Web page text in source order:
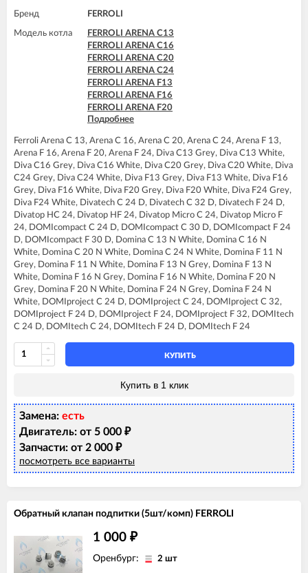
Бренд FERROLI
Модель котла
FERROLI ARENA C13
FERROLI ARENA C16
FERROLI ARENA C20
FERROLI ARENA C24
FERROLI ARENA F13
FERROLI ARENA F16
FERROLI ARENA F20
FERROLI ARENA F24
FERROLI BLUEHELIX TECH 25 A
FERROLI BLUEHELIX TECH 25C
FERROLI DIVA C13
FERROLI DIVA C16
FERROLI DIVA C20
FERROLI DIVA C24
FERROLI DIVA F13
FERROLI DIVA F16
FERROLI DIVA F20
FERROLI DIVA F24
FERROLI DIVAtop C24
FERROLI DIVAtop F24
FERROLI DIVAtop HC24
FERROLI DIVAtop HF24
FERROLI DIVAtop Low Nox C24
FERROLI DIVAtop Low Nox F24
FERROLI DIVAtop micro C24
FERROLI DIVAtop micro F24
FERROLI DIVAtop micro LN C24
FERROLI DIVAtop micro LN F24
FERROLI DIVAtop ST C24
FERROLI DIVAtop ST F24
FERROLI DOMIcompact C30
FERROLI DOMIcompact C30 D
FERROLI DOMIcompact F24
FERROLI DOMIcompact F24 B
FERROLI DOMINA C13 N
FERROLI DOMINA C16 N
FERROLI DOMINA C20 N
FERROLI DOMINA C24 N
FERROLI DOMIproject C24
Подробнее
Ferroli Arena C 13, Arena C 16, Arena C 20, Arena C 24, Arena F 13,
Arena F 16, Arena F 20, Arena F 24, Diva C13 Grey, Diva C13 White,
Diva C16 Grey, Diva C16 White, Diva C20 Grey, Diva C20 White, Diva
C24 Grey, Diva C24 White, Diva F13 Grey, Diva F13 White, Diva F16
Grey, Diva F16 White, Diva F20 Grey, Diva F20 White, Diva F24 Grey,
Diva F24 White, Divatech C 24 D, Divatech C 32 D, Divatech F 24 D,
Divatop HC 24, Divatop HF 24, Divatop Micro C 24, Divatop Micro F
24, DOMIcompact C 24 D, DOMIcompact C 30 D, DOMIcompact F 24
D, DOMIcompact F 30 D, Domina C 13 N White, Domina C 16 N
White, Domina C 20 N White, Domina C 24 N White, Domina F 11 N
Grey, Domina F 11 N White, Domina F 13 N Grey, Domina F 13 N
White, Domina F 16 N Grey, Domina F 16 N White, Domina F 20 N
Grey, Domina F 20 N White, Domina F 24 N Grey, Domina F 24 N
White, DOMIproject C 24 D, DOMIproject C 24, DOMIproject C 32,
DOMIproject F 24 D, DOMIproject F 24, DOMIproject F 32, DOMItech
C 24 D, DOMItech C 24, DOMItech F 24 D, DOMItech F 24
КУПИТЬ
Купить в 1 клик
Замена: есть
Двигатель: от 5 000 ₽
Запчасти: от 2 000 ₽
посмотреть все варианты
Обратный клапан подпитки (5шт/комп) FERROLI
1 000 ₽
Оренбург: 2 шт